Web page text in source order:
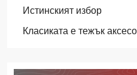
Истинският избор
Класиката е тежък